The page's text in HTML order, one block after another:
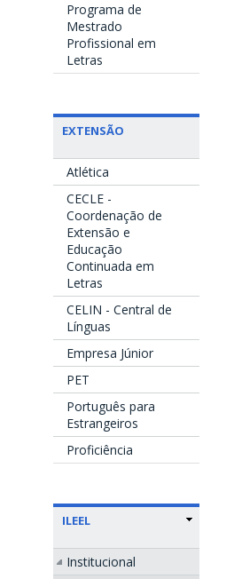
Programa de
Mestrado
Profissional em
Letras
EXTENSÃO
Atlética
CECLE -
Coordenação de
Extensão e
Educação
Continuada em
Letras
CELIN - Central de
Línguas
Empresa Júnior
PET
Português para
Estrangeiros
Proficiência
ILEEL
Institucional